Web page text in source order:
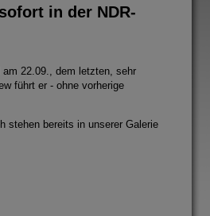
in der NDR-
22.09., dem letzten, sehr
führt er - ohne vorherige
stehen bereits in unserer Galerie